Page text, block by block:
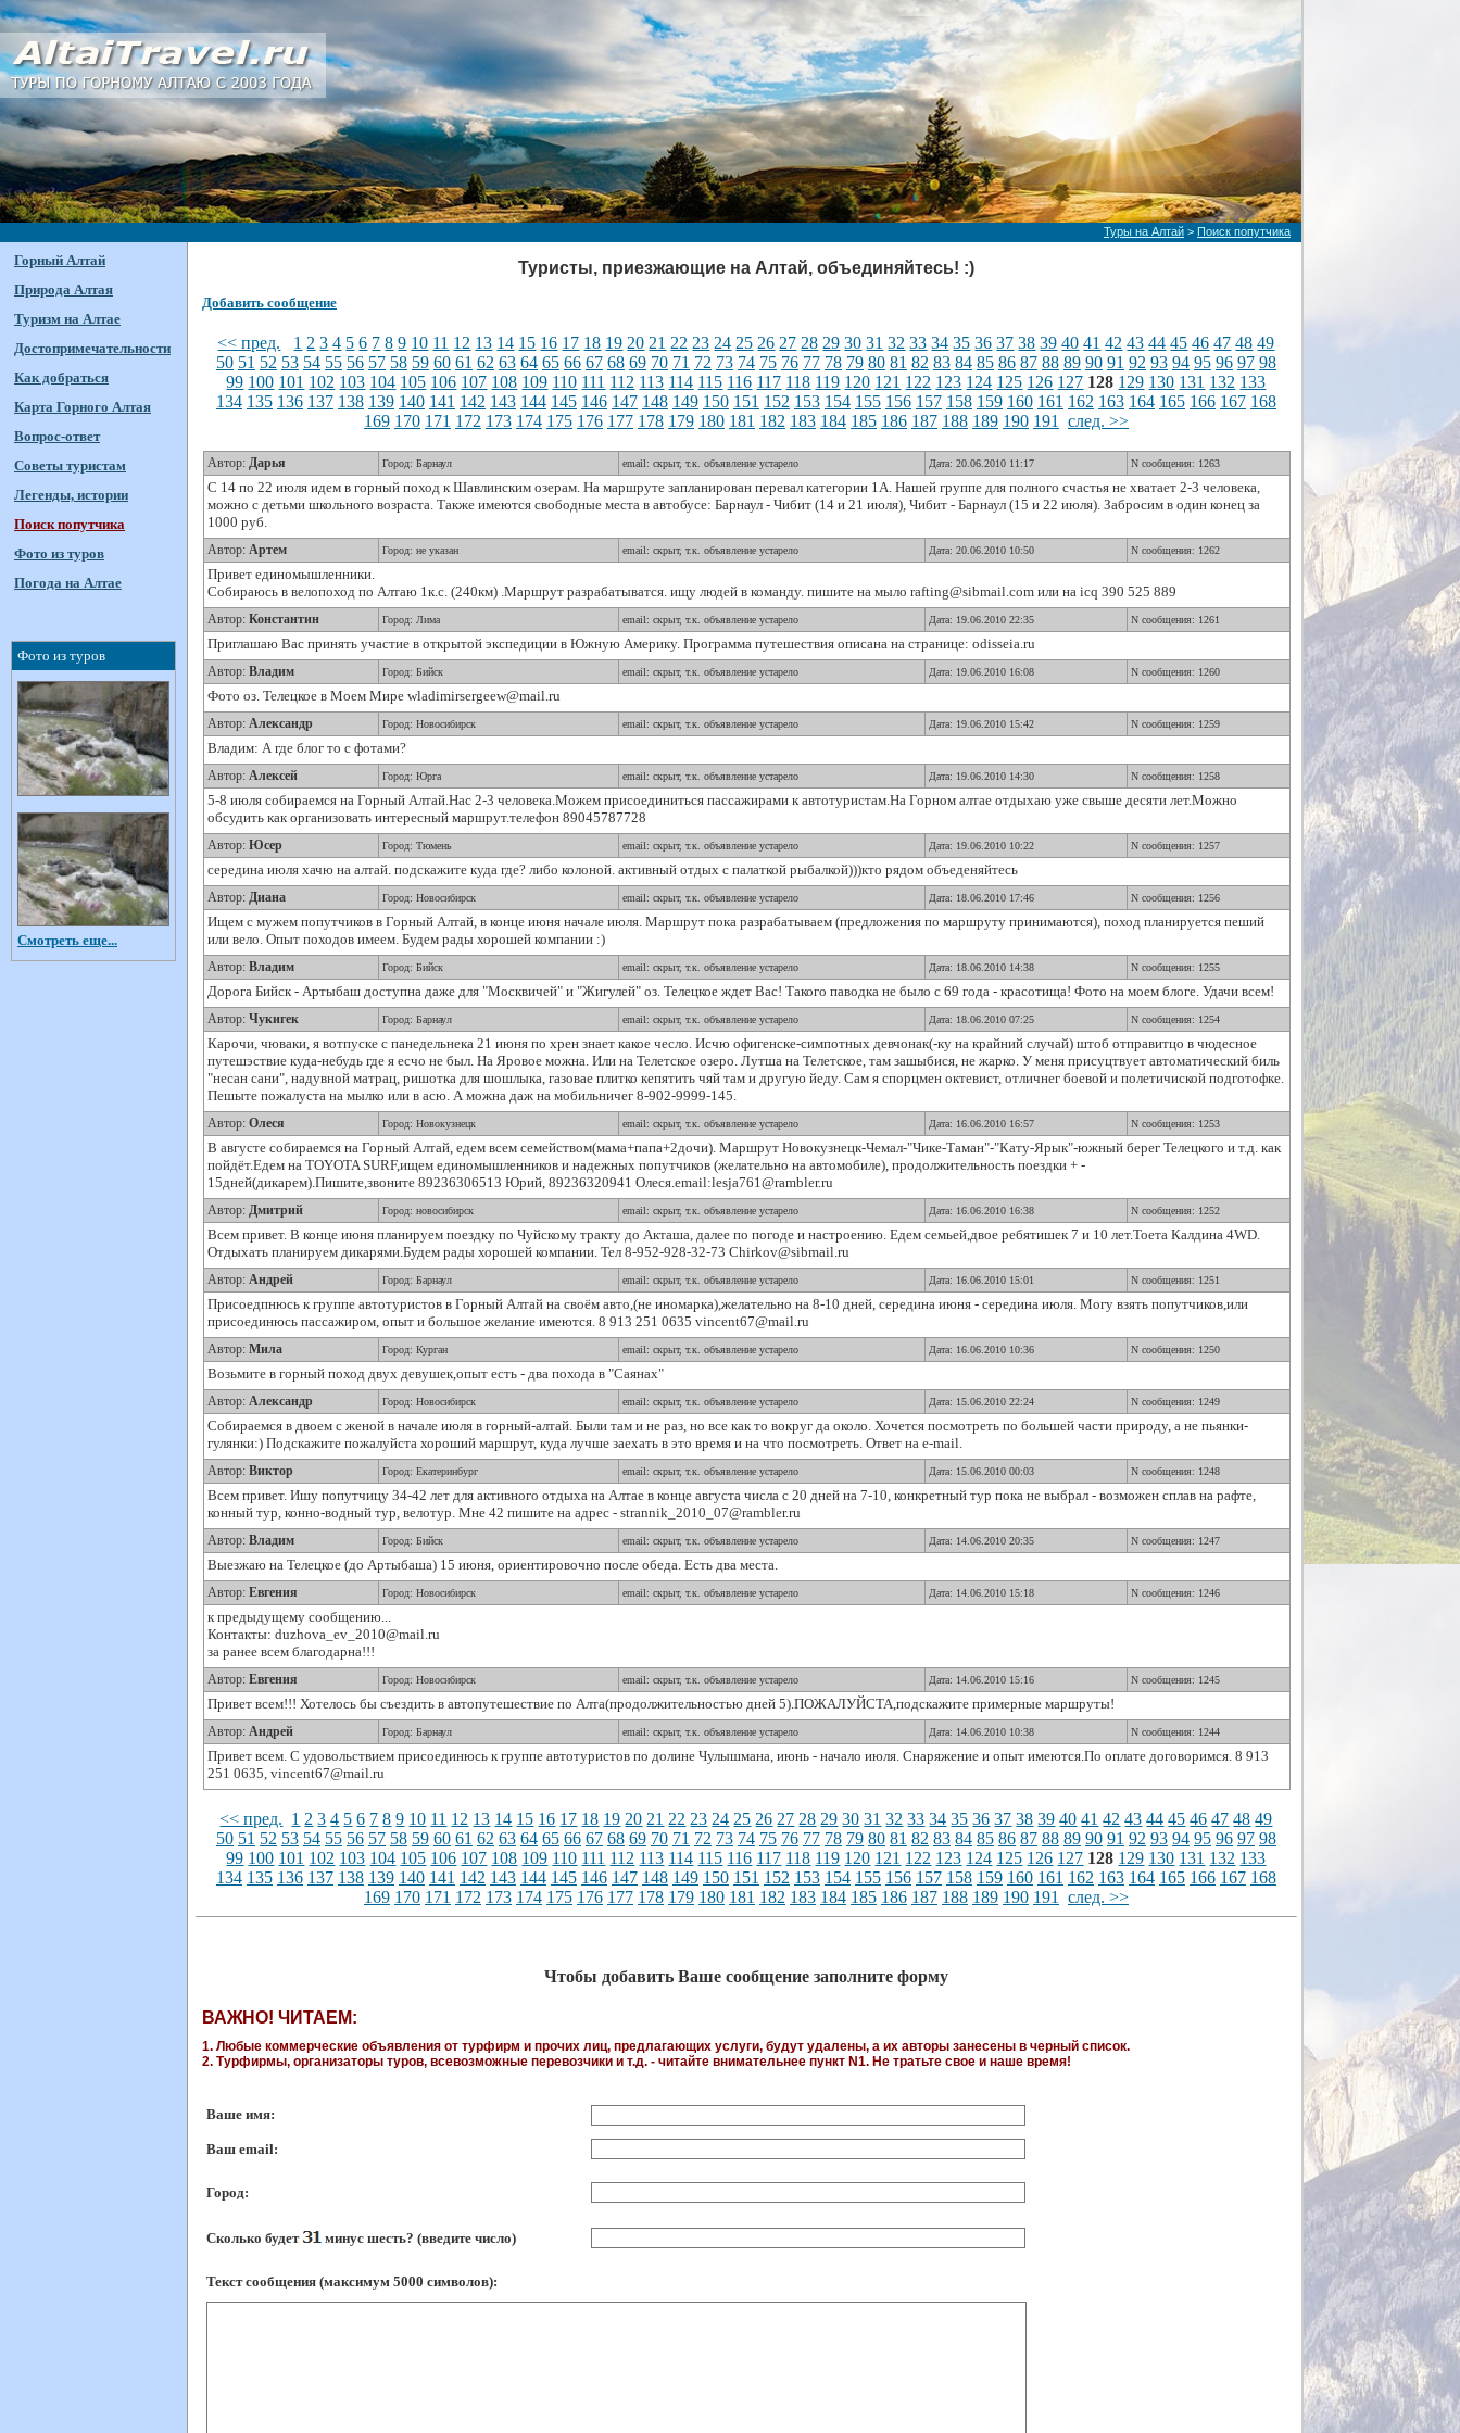
Туры на Алтай > Поиск попутчика
Горный Алтай
Природа Алтая
Туризм на Алтае
Достопримечательности
Как добраться
Карта Горного Алтая
Вопрос-ответ
Советы туристам
Легенды, истории
Поиск попутчика
Фото из туров
Погода на Алтае
Фото из туров
Смотреть еще...
Туристы, приезжающие на Алтай, объединяйтесь! :)
Добавить сообщение
<< пред. 1 2 3 4 5 6 7 8 9 10 11 12 13 14 15 16 17 18 19 20 21 22 23 24 25 26 27 28 29 30 31 32 33 34 35 36 37 38 39 40 41 42 43 44 45 46 47 48 49
50 51 52 53 54 55 56 57 58 59 60 61 62 63 64 65 66 67 68 69 70 71 72 73 74 75 76 77 78 79 80 81 82 83 84 85 86 87 88 89 90 91 92 93 94 95 96 97 98
99 100 101 102 103 104 105 106 107 108 109 110 111 112 113 114 115 116 117 118 119 120 121 122 123 124 125 126 127 128 129 130 131 132 133
134 135 136 137 138 139 140 141 142 143 144 145 146 147 148 149 150 151 152 153 154 155 156 157 158 159 160 161 162 163 164 165 166 167 168
169 170 171 172 173 174 175 176 177 178 179 180 181 182 183 184 185 186 187 188 189 190 191 след. >>
Автор: Дарья Город: Барнаул email: скрыт, т.к. объявление устарело Дата: 20.06.2010 11:17 N сообщения: 1263
С 14 по 22 июля идем в горный поход к Шавлинским озерам. На маршруте запланирован перевал категории 1А. Нашей группе для полного счастья не хватает 2-3 человека,
можно с детьми школьного возраста. Также имеются свободные места в автобусе: Барнаул - Чибит (14 и 21 июля), Чибит - Барнаул (15 и 22 июля). Забросим в один конец за
1000 руб.
Автор: Артем Город: не указан email: скрыт, т.к. объявление устарело Дата: 20.06.2010 10:50 N сообщения: 1262
Привет единомышленники.
Собираюсь в велопоход по Алтаю 1к.с. (240км) .Маршрут разрабатыватся. ищу людей в команду. пишите на мыло rafting@sibmail.com или на icq 390 525 889
Автор: Константин Город: Лима email: скрыт, т.к. объявление устарело Дата: 19.06.2010 22:35 N сообщения: 1261
Приглашаю Вас принять участие в открытой экспедиции в Южную Америку. Программа путешествия описана на странице: odisseia.ru
Автор: Владим Город: Бийск email: скрыт, т.к. объявление устарело Дата: 19.06.2010 16:08 N сообщения: 1260
Фото оз. Телецкое в Моем Мире wladimirsergeew@mail.ru
Автор: Александр Город: Новосибирск email: скрыт, т.к. объявление устарело Дата: 19.06.2010 15:42 N сообщения: 1259
Владим: А где блог то с фотами?
Автор: Алексей Город: Юрга email: скрыт, т.к. объявление устарело Дата: 19.06.2010 14:30 N сообщения: 1258
5-8 июля собираемся на Горный Алтай.Нас 2-3 человека.Можем присоединиться пассажирами к автотуристам.На Горном алтае отдыхаю уже свыше десяти лет.Можно
обсудить как организовать интересный маршрут.телефон 89045787728
Автор: Юсер Город: Тюмень email: скрыт, т.к. объявление устарело Дата: 19.06.2010 10:22 N сообщения: 1257
середина июля хачю на алтай. подскажите куда где? либо колоной. активный отдых с палаткой рыбалкой)))кто рядом объеденяйтесь
Автор: Диана Город: Новосибирск email: скрыт, т.к. объявление устарело Дата: 18.06.2010 17:46 N сообщения: 1256
Ищем с мужем попутчиков в Горный Алтай, в конце июня начале июля. Маршрут пока разрабатываем (предложения по маршруту принимаются), поход планируется пеший
или вело. Опыт походов имеем. Будем рады хорошей компании :)
Автор: Владим Город: Бийск email: скрыт, т.к. объявление устарело Дата: 18.06.2010 14:38 N сообщения: 1255
Дорога Бийск - Артыбаш доступна даже для "Москвичей" и "Жигулей" оз. Телецкое ждет Вас! Такого паводка не было с 69 года - красотища! Фото на моем блоге. Удачи всем!
Автор: Чукигек Город: Барнаул email: скрыт, т.к. объявление устарело Дата: 18.06.2010 07:25 N сообщения: 1254
Карочи, чюваки, я вотпуске с панедельнека 21 июня по хрен знает какое чесло. Исчю офигенске-симпотных девчонак(-ку на крайний случай) штоб отправитцо в чюдесное
путешэствие куда-небудь где я есчо не был. На Яровое можна. Или на Телетское озеро. Лутша на Телетское, там зашыбися, не жарко. У меня присуцтвует автоматический биль
"несан сани", надувной матрац, ришотка для шошлыка, газовае плитко кепятить чяй там и другую йеду. Сам я спорцмен октевист, отличнег боевой и полетичиской подготофке.
Пешыте пожалуста на мылко или в асю. А можна даж на мобильничег 8-902-9999-145.
Автор: Олеся Город: Новокузнецк email: скрыт, т.к. объявление устарело Дата: 16.06.2010 16:57 N сообщения: 1253
В августе собираемся на Горный Алтай, едем всем семейством(мама+папа+2дочи). Маршрут Новокузнецк-Чемал-"Чике-Таман"-"Кату-Ярык"-южный берег Телецкого и т.д. как
пойдёт.Едем на TOYOTA SURF,ищем единомышленников и надежных попутчиков (желательно на автомобиле), продолжительность поездки + -
15дней(дикарем).Пишите,звоните 89236306513 Юрий, 89236320941 Олеся.email:lesja761@rambler.ru
Автор: Дмитрий Город: новосибирск email: скрыт, т.к. объявление устарело Дата: 16.06.2010 16:38 N сообщения: 1252
Всем привет. В конце июня планируем поездку по Чуйскому тракту до Акташа, далее по погоде и настроению. Едем семьей,двое ребятишек 7 и 10 лет.Тоета Калдина 4WD.
Отдыхать планируем дикарями.Будем рады хорошей компании. Тел 8-952-928-32-73 Chirkov@sibmail.ru
Автор: Андрей Город: Барнаул email: скрыт, т.к. объявление устарело Дата: 16.06.2010 15:01 N сообщения: 1251
Присоедпнюсь к группе автотуристов в Горный Алтай на своём авто,(не иномарка),желательно на 8-10 дней, середина июня - середина июля. Могу взять попутчиков,или
присоединюсь пассажиром, опыт и большое желание имеются. 8 913 251 0635 vincent67@mail.ru
Автор: Мила Город: Курган email: скрыт, т.к. объявление устарело Дата: 16.06.2010 10:36 N сообщения: 1250
Возьмите в горный поход двух девушек,опыт есть - два похода в "Саянах"
Автор: Александр Город: Новосибирск email: скрыт, т.к. объявление устарело Дата: 15.06.2010 22:24 N сообщения: 1249
Собираемся в двоем с женой в начале июля в горный-алтай. Были там и не раз, но все как то вокруг да около. Хочется посмотреть по большей части природу, а не пьянки-
гулянки:) Подскажите пожалуйста хороший маршрут, куда лучше заехать в это время и на что посмотреть. Ответ на e-mail.
Автор: Виктор Город: Екатеринбург email: скрыт, т.к. объявление устарело Дата: 15.06.2010 00:03 N сообщения: 1248
Всем привет. Ишу попутчицу 34-42 лет для активного отдыха на Алтае в конце августа числа с 20 дней на 7-10, конкретный тур пока не выбрал - возможен сплав на рафте,
конный тур, конно-водный тур, велотур. Мне 42 пишите на адрес - strannik_2010_07@rambler.ru
Автор: Владим Город: Бийск email: скрыт, т.к. объявление устарело Дата: 14.06.2010 20:35 N сообщения: 1247
Выезжаю на Телецкое (до Артыбаша) 15 июня, ориентировочно после обеда. Есть два места.
Автор: Евгения Город: Новосибирск email: скрыт, т.к. объявление устарело Дата: 14.06.2010 15:18 N сообщения: 1246
к предыдущему сообщению...
Контакты: duzhova_ev_2010@mail.ru
за ранее всем благодарна!!!
Автор: Евгения Город: Новосибирск email: скрыт, т.к. объявление устарело Дата: 14.06.2010 15:16 N сообщения: 1245
Привет всем!!! Хотелось бы съездить в автопутешествие по Алта(продолжительностью дней 5).ПОЖАЛУЙСТА,подскажите примерные маршруты!
Автор: Андрей Город: Барнаул email: скрыт, т.к. объявление устарело Дата: 14.06.2010 10:38 N сообщения: 1244
Привет всем. С удовольствием присоединюсь к группе автотуристов по долине Чулышмана, июнь - начало июля. Снаряжение и опыт имеются.По оплате договоримся. 8 913
251 0635, vincent67@mail.ru
<< пред. 1 2 3 4 5 6 7 8 9 10 11 12 13 14 15 16 17 18 19 20 21 22 23 24 25 26 27 28 29 30 31 32 33 34 35 36 37 38 39 40 41 42 43 44 45 46 47 48 49
50 51 52 53 54 55 56 57 58 59 60 61 62 63 64 65 66 67 68 69 70 71 72 73 74 75 76 77 78 79 80 81 82 83 84 85 86 87 88 89 90 91 92 93 94 95 96 97 98
99 100 101 102 103 104 105 106 107 108 109 110 111 112 113 114 115 116 117 118 119 120 121 122 123 124 125 126 127 128 129 130 131 132 133
134 135 136 137 138 139 140 141 142 143 144 145 146 147 148 149 150 151 152 153 154 155 156 157 158 159 160 161 162 163 164 165 166 167 168
169 170 171 172 173 174 175 176 177 178 179 180 181 182 183 184 185 186 187 188 189 190 191 след. >>
Чтобы добавить Ваше сообщение заполните форму
ВАЖНО! ЧИТАЕМ:
1. Любые коммерческие объявления от турфирм и прочих лиц, предлагающих услуги, будут удалены, а их авторы занесены в черный список.
2. Турфирмы, организаторы туров, всевозможные перевозчики и т.д. - читайте внимательнее пункт N1. Не тратьте свое и наше время!
Ваше имя:
Ваш еmail:
Город:
Сколько будет минус шесть? (введите число)
Текст сообщения (максимум 5000 символов):